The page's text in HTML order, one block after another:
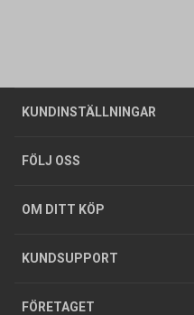
KUNDINSTÄLLNINGAR
Företagskund / Privatkund
FÖLJ OSS
OM DITT KÖP
Allmänna försäljningsvillkor
Integritetspolicy
GDPR
KUNDSUPPORT
Butiker
Foldrar och kataloger
Köpguider
Varumärken
FÖRETAGET
Om oss
Tjänster
Hållbarhet
Jobba hos oss
Press